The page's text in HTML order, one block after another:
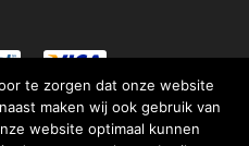
te zorgen dat onze website
maken wij ook gebruik van
website optimaal kunnen